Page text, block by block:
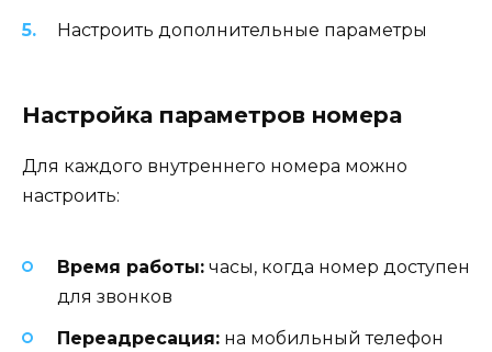
Настроить дополнительные параметры
Настройка параметров номера
Для каждого внутреннего номера можно
настроить:
Время работы: часы, когда номер доступен
для звонков
Переадресация: на мобильный телефон